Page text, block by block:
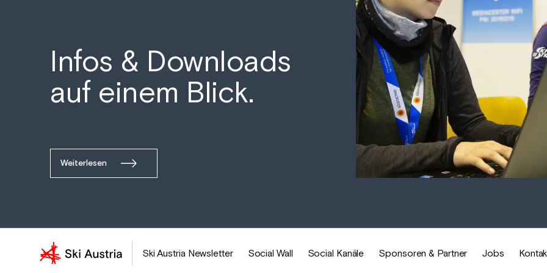
Infos & Downloads
auf einem Blick.
Weiterlesen
Ski Austria Newsletter Social Wall Social Kanäle Sponsoren & Partner Jobs